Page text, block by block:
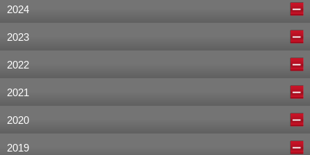
2024
2023
2022
2021
2020
2019